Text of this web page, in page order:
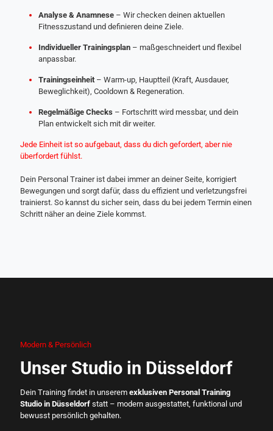
Analyse & Anamnese – Wir checken deinen aktuellen
Fitnesszustand und definieren deine Ziele.
Individueller Trainingsplan – maßgeschneidert und flexibel
anpassbar.
Trainingseinheit – Warm-up, Hauptteil (Kraft, Ausdauer,
Beweglichkeit), Cooldown & Regeneration.
Regelmäßige Checks – Fortschritt wird messbar, und dein
Plan entwickelt sich mit dir weiter.
Jede Einheit ist so aufgebaut, dass du dich gefordert, aber nie
überfordert fühlst.
Dein Personal Trainer ist dabei immer an deiner Seite, korrigiert
Bewegungen und sorgt dafür, dass du effizient und verletzungsfrei
trainierst. So kannst du sicher sein, dass du bei jedem Termin einen
Schritt näher an deine Ziele kommst.
Modern & Persönlich
Unser Studio in Düsseldorf
Dein Training findet in unserem exklusiven Personal Training
Studio in Düsseldorf statt – modern ausgestattet, funktional und
bewusst persönlich gehalten.